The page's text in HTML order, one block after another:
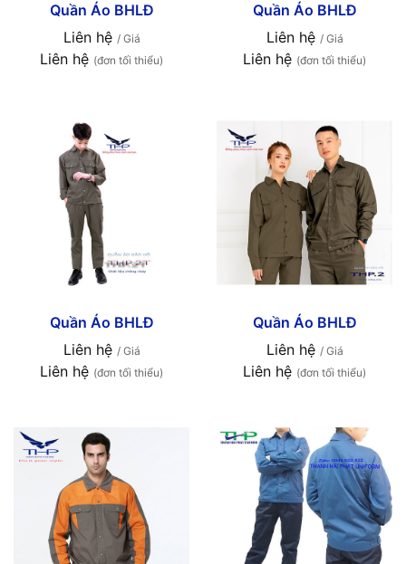
Quần Áo BHLĐ
Liên hệ / Giá
Liên hệ (đơn tối thiểu)
Quần Áo BHLĐ
Liên hệ / Giá
Liên hệ (đơn tối thiểu)
Quần Áo BHLĐ
Liên hệ / Giá
Liên hệ (đơn tối thiểu)
Quần Áo BHLĐ
Liên hệ / Giá
Liên hệ (đơn tối thiểu)